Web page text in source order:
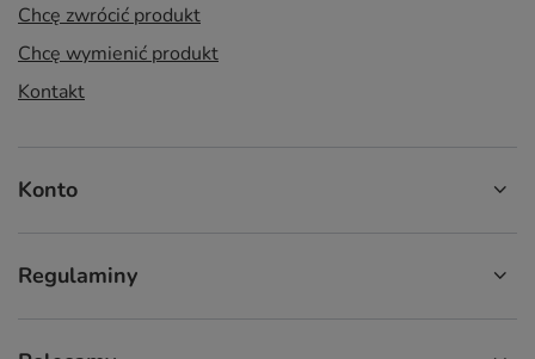
Chcę zwrócić produkt
Chcę wymienić produkt
Kontakt
Konto
Regulaminy